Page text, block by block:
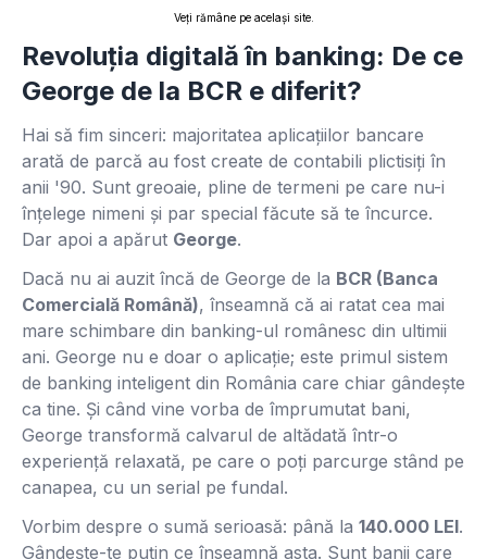
Veți rămâne pe același site.
Revoluția digitală în banking: De ce
George de la BCR e diferit?
Hai să fim sinceri: majoritatea aplicațiilor bancare
arată de parcă au fost create de contabili plictisiți în
anii '90. Sunt greoaie, pline de termeni pe care nu-i
înțelege nimeni și par special făcute să te încurce.
Dar apoi a apărut George.
Dacă nu ai auzit încă de George de la BCR (Banca
Comercială Română), înseamnă că ai ratat cea mai
mare schimbare din banking-ul românesc din ultimii
ani. George nu e doar o aplicație; este primul sistem
de banking inteligent din România care chiar gândește
ca tine. Și când vine vorba de împrumutat bani,
George transformă calvarul de altădată într-o
experiență relaxată, pe care o poți parcurge stând pe
canapea, cu un serial pe fundal.
Vorbim despre o sumă serioasă: până la 140.000 LEI.
Gândește-te puțin ce înseamnă asta. Sunt banii care